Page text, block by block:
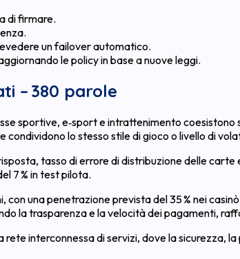
di firmare.
un failover automatico.
le policy in base a nuove leggi.
– 380 parole
sportive, e‑sport e intrattenimento coesistono
lo stesso stile di gioco o livello di
tasso di errore di distribuzione delle
7 % in test pilota.
una penetrazione prevista del 35 % nei
la trasparenza e la velocità dei pagamenti,
interconnessa di servizi, dove la sicurezza,